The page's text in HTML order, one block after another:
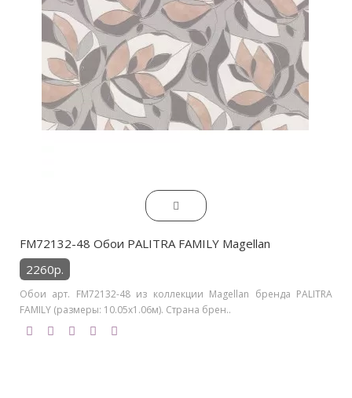
FM72132-48 Обои PALITRA FAMILY Magellan
2260р.
Обои арт. FM72132-48 из коллекции Magellan бренда PALITRA
FAMILY (размеры: 10.05х1.06м). Страна брен..